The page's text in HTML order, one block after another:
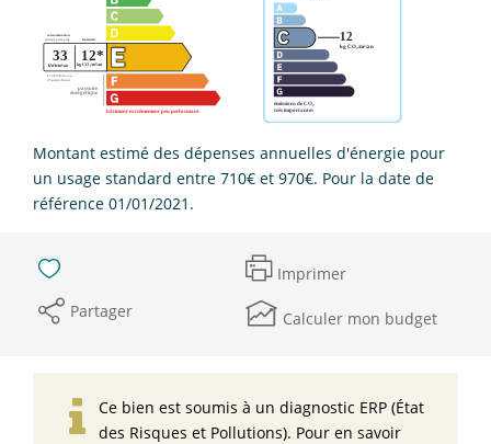
Montant estimé des dépenses annuelles d'énergie pour
un usage standard entre 710€ et 970€. Pour la date de
référence 01/01/2021.
Imprimer
Partager
Calculer mon budget
Ce bien est soumis à un diagnostic ERP (État
des Risques et Pollutions). Pour en savoir